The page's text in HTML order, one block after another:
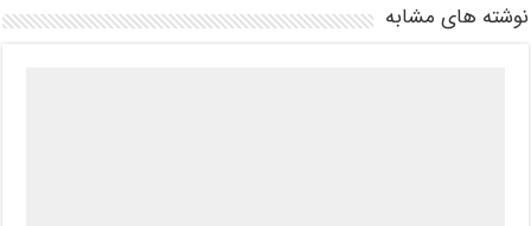
نوشته های مشابه